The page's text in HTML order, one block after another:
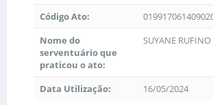
Código Ato:
Nome do
serventuário que
praticou o ato:
SUYANE
Data Utilização: 16/05/2024